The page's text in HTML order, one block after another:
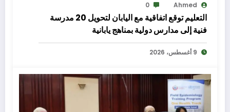
Ahmed
0
التعليم توقع اتفاقية مع اليابان لتحويل 20 مدرسة
فنية إلى مدارس دولية بمناهج يابانية
9 أغسطس، 2026